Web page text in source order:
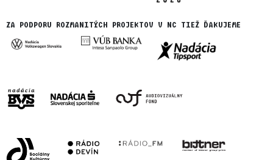
ZA PODPORU ROZMANITÝCH PROJEKTOV V NC TIEŽ ĎAKUJEME